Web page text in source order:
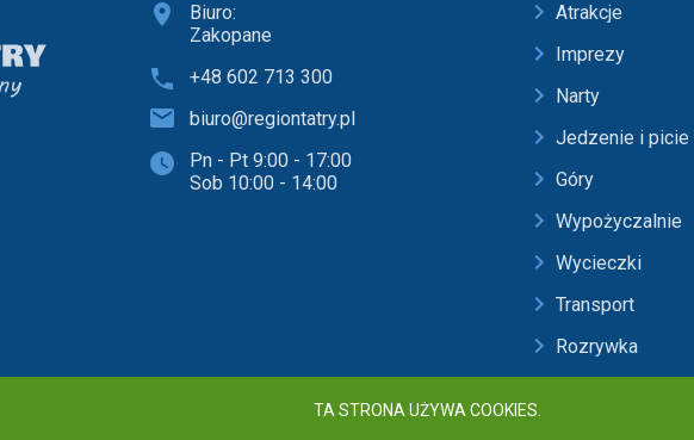
Biuro:
Zakopane
+48 602 713 300
biuro@regiontatry.pl
Pn - Pt 9:00 - 17:00
Sob 10:00 - 14:00
Atrakcje
Imprezy
Narty
Jedzenie i picie
Góry
Wypożyczalnie
Wycieczki
Transport
Rozrywka
TA STRONA UŻYWA COOKIES.